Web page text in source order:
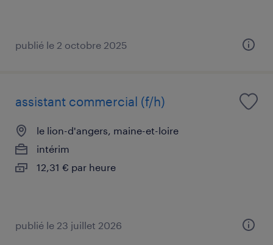
publié le 2 octobre 2025
assistant commercial (f/h)
le lion-d'angers, maine-et-loire
intérim
12,31 € par heure
publié le 23 juillet 2026